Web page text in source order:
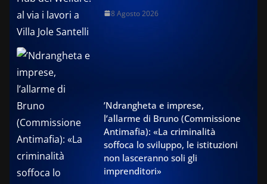
8 Agosto 2026
’Ndrangheta e imprese,
l’allarme di Bruno (Commissione
Antimafia): «La criminalità
soffoca lo sviluppo, le istituzioni
non lasceranno soli gli
imprenditori»